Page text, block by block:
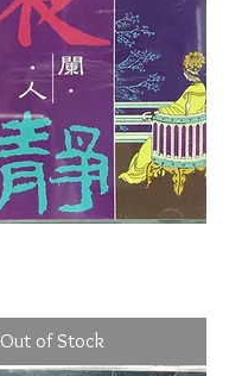
Out of Stock